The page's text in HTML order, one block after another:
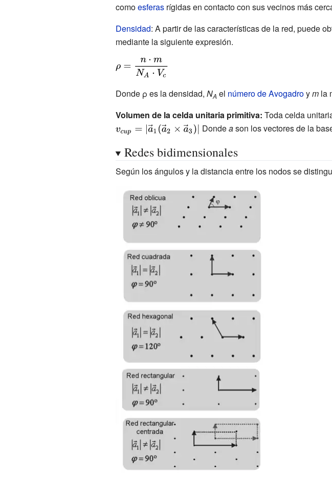
comoesferasrígidas en contacto con sus vecinos más
Densidad: A partir de las características de la red, puede
mediante la siguiente expresión.
{\displaystyle
\rho ={\frac
{n\cdot m}
V_{c}}}}
Donde ρ es la densidad, NA el número de Avogadroymla
Volumen de la celda unitaria primitiva: Toda celda
Dondeason los vectores de la
Redes bidimensionales
Según los ángulos y la distancia entre los nodos se